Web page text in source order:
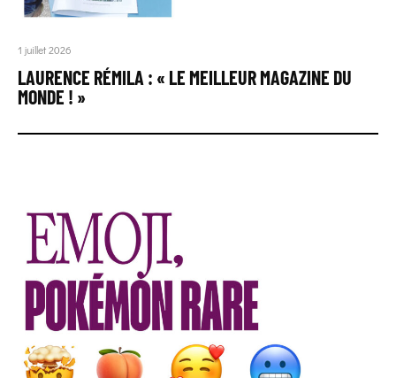
1 juillet 2026
LAURENCE RÉMILA : « LE MEILLEUR MAGAZINE DU
MONDE ! »